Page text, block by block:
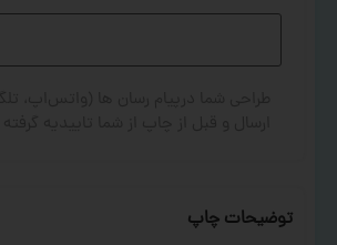
توضیحات چاپ